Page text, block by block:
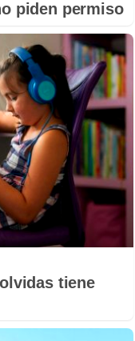
piden permiso
tiene